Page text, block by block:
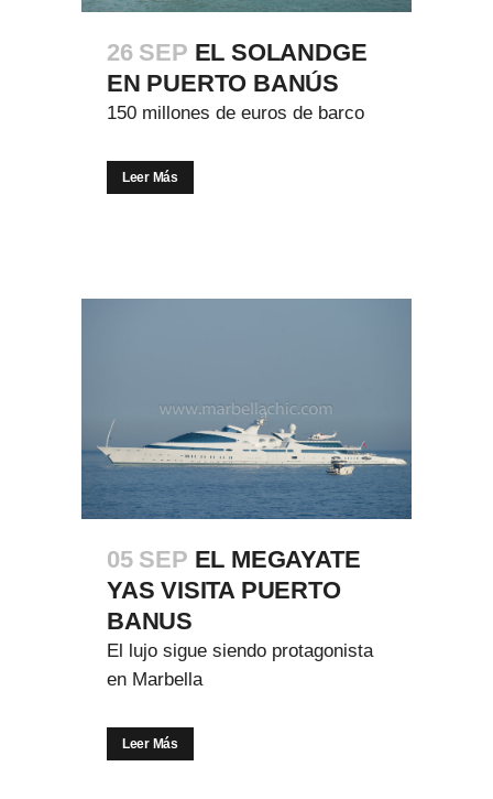
26 SEP EL SOLANDGE
EN PUERTO BANÚS
150 millones de euros de barco
Leer Más
05 SEP EL MEGAYATE
YAS VISITA PUERTO
BANUS
El lujo sigue siendo protagonista
en Marbella
Leer Más